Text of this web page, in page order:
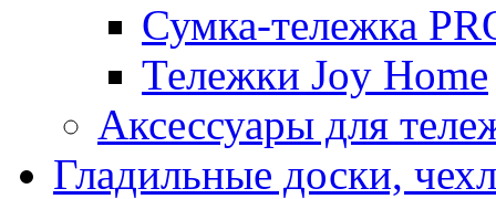
Сумка-тележка
Тележки Joy Home
Аксессуары для
Гладильные доски,